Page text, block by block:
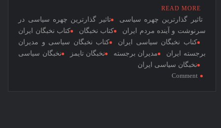
نخبگان
کسب و
کار
READ MORE
تاثیر گذارترین چهره سیاسی
تاثیر گذارترین چهره سیاسی در
سرنوشت و آینده مردم ایران
کتاب نخبگان
کتاب نخبگان ایران
کتاب نخبگان سیاسی ایران
کتاب نخبگان سیاسی و مدیران
برجسته ایران
مدیران برجسته نخبگان تایمز
نخبگان سیاسی
نخبگان سیاسی ایران
Comment
on